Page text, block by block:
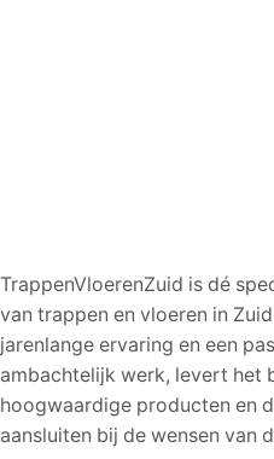
TrappenVloerenZuid is dé
van trappen en vloeren in
jarenlange ervaring en een
ambachtelijk werk, levert het
hoogwaardige producten en
aansluiten bij de wensen van